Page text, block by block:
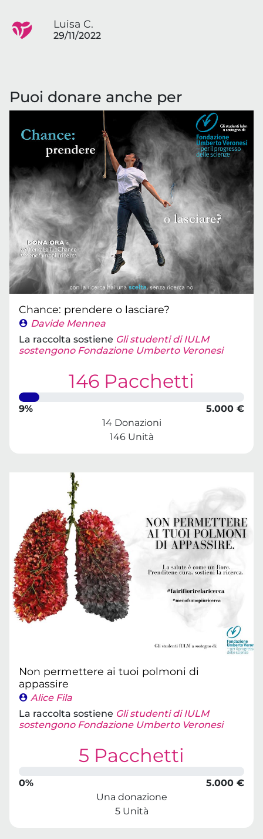
Luisa C.
29/11/2022
Puoi donare anche per
Chance: prendere o lasciare?
Davide Mennea
La raccolta sostiene Gli studenti di IULM
sostengono Fondazione Umberto Veronesi
146 Pacchetti
9%
5.000 €
14 Donazioni
146 Unità
Non permettere ai tuoi polmoni di
appassire
Alice Fila
La raccolta sostiene Gli studenti di IULM
sostengono Fondazione Umberto Veronesi
5 Pacchetti
0%
5.000 €
Una donazione
5 Unità